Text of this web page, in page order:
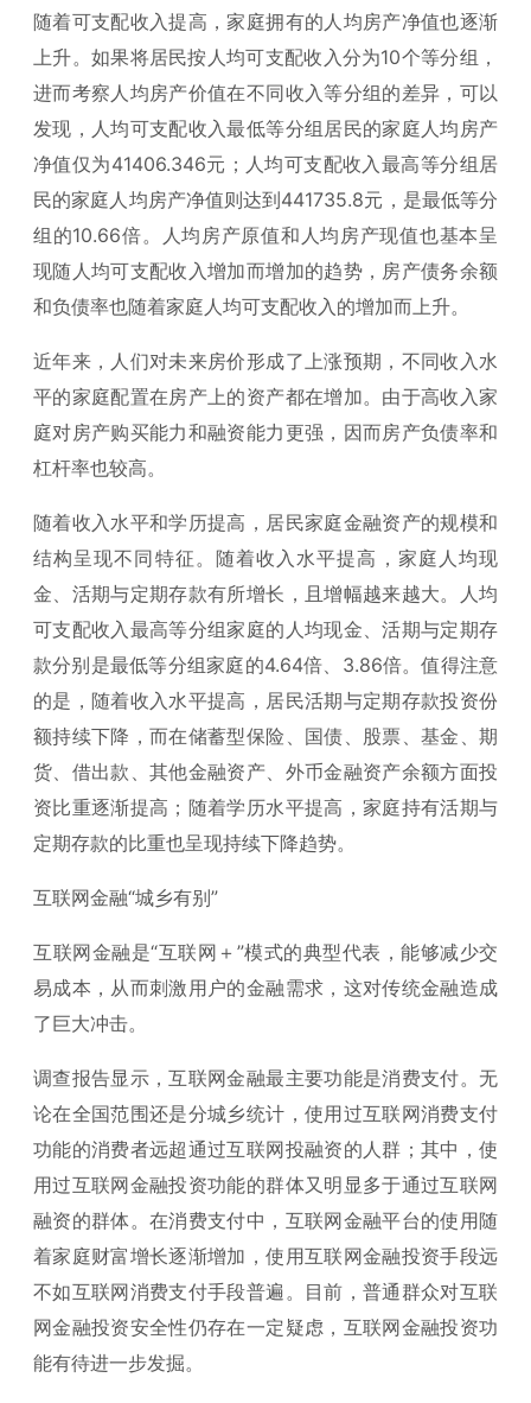
随着可支配收入提高，家庭拥有的人均房产净值也逐渐
上升。如果将居民按人均可支配收入分为10个等分组，
进而考察人均房产价值在不同收入等分组的差异，可以
发现，人均可支配收入最低等分组居民的家庭人均房产
净值仅为41406.346元；人均可支配收入最高等分组居
民的家庭人均房产净值则达到441735.8元，是最低等分
组的10.66倍。人均房产原值和人均房产现值也基本呈
现随人均可支配收入增加而增加的趋势，房产债务余额
和负债率也随着家庭人均可支配收入的增加而上升。
近年来，人们对未来房价形成了上涨预期，不同收入水
平的家庭配置在房产上的资产都在增加。由于高收入家
庭对房产购买能力和融资能力更强，因而房产负债率和
杠杆率也较高。
随着收入水平和学历提高，居民家庭金融资产的规模和
结构呈现不同特征。随着收入水平提高，家庭人均现
金、活期与定期存款有所增长，且增幅越来越大。人均
可支配收入最高等分组家庭的人均现金、活期与定期存
款分别是最低等分组家庭的4.64倍、3.86倍。值得注意
的是，随着收入水平提高，居民活期与定期存款投资份
额持续下降，而在储蓄型保险、国债、股票、基金、期
货、借出款、其他金融资产、外币金融资产余额方面投
资比重逐渐提高；随着学历水平提高，家庭持有活期与
定期存款的比重也呈现持续下降趋势。
互联网金融“城乡有别”
互联网金融是“互联网＋”模式的典型代表，能够减少交
易成本，从而刺激用户的金融需求，这对传统金融造成
了巨大冲击。
调查报告显示，互联网金融最主要功能是消费支付。无
论在全国范围还是分城乡统计，使用过互联网消费支付
功能的消费者远超通过互联网投融资的人群；其中，使
用过互联网金融投资功能的群体又明显多于通过互联网
融资的群体。在消费支付中，互联网金融平台的使用随
着家庭财富增长逐渐增加，使用互联网金融投资手段远
不如互联网消费支付手段普遍。目前，普通群众对互联
网金融投资安全性仍存在一定疑虑，互联网金融投资功
能有待进一步发掘。